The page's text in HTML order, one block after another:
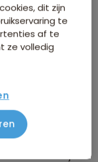
accommodaties
Reisapp.
Het kan
dit zijn
te
af te
ze volledig